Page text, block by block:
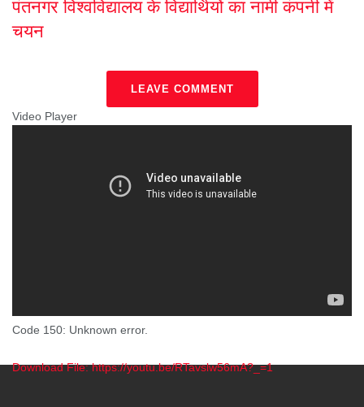
पंतनगर विश्वविद्यालय के विद्यार्थियों का नामी कंपनी में
चयन
LEAVE COMMENT
Video Player
Code 150: Unknown error.
Download File: https://youtu.be/RTavslw56mA?_=1